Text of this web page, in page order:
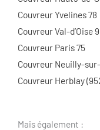
Couvreur Yvelines 78
Couvreur Val-d’Oise
Couvreur Paris 75
Couvreur Neuilly-
Couvreur Herblay
Mais également :